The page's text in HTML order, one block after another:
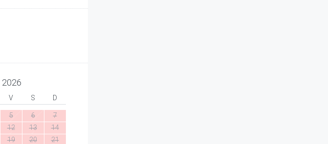
2026
V S D
5 6
7
12 13
14
19 20
21